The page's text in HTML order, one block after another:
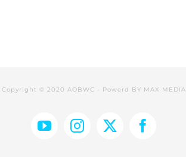
Copyright © 2020 AOBWC - Powerd BY MAX MEDIA
Facebook
X
Instagram
YouTube